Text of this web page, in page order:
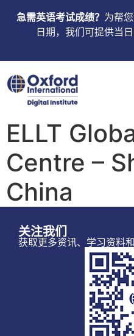
急需英语考试成绩？ 为帮
日期，我们可提供当
ELLT
Centre –
China
关注我们
获取更多资讯、学习资料